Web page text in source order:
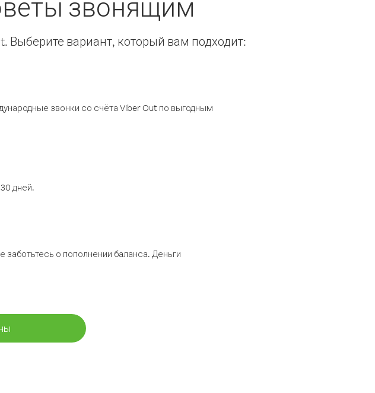
Выберите вариант, который вам подходит:
звонки со счёта Viber Out по выгодным
дней.
о пополнении баланса. Деньги